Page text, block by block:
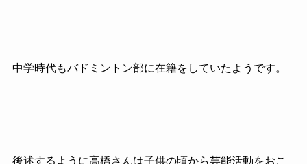
中学時代もバドミントン部に在籍をしていたようです。
後述するように高橋さんは子供の頃から芸能活動をおこ